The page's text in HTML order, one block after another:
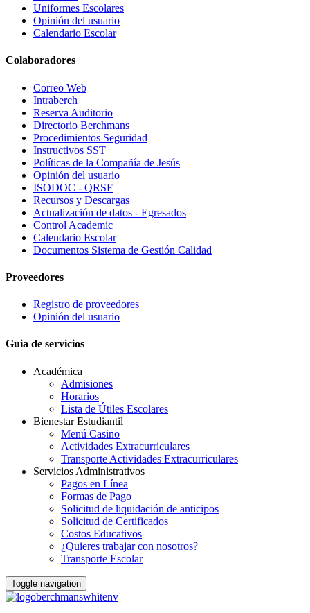
Uniformes Escolares
Opinión del usuario
Calendario Escolar
Colaboradores
Correo Web
Intraberch
Reserva Auditorio
Directorio Berchmans
Procedimientos Seguridad
Instructivos SST
Políticas de la Compañía de Jesús
Opinión del usuario
ISODOC - QRSF
Recursos y Descargas
Actualización de datos - Egresados
Control Academic
Calendario Escolar
Documentos Sistema de Gestión Calidad
Proveedores
Registro de proveedores
Opinión del usuario
Guia de servicios
Académica
Admisiones
Horarios
Lista de Útiles Escolares
Bienestar Estudiantil
Menú Casino
Actividades Extracurriculares
Transporte Actividades Extracurriculares
Servicios Administrativos
Pagos en Línea
Formas de Pago
Solicitud de liquidación de anticipos
Solicitud de Certificados
Costos Educativos
¿Quieres trabajar con nosotros?
Transporte Escolar
Toggle navigation